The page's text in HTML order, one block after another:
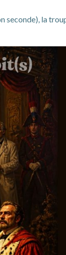
seconde), la